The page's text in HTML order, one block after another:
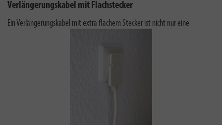
Verlängerungskabel mit Flachstecker
Ein Verlängerungskabel mit extra flachem Stecker ist nicht nur eine